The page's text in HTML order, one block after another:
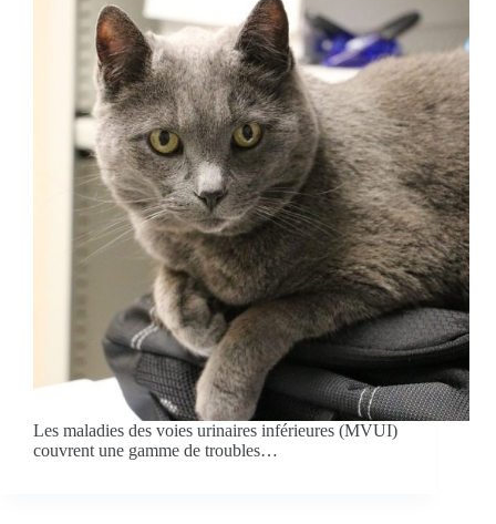
Les maladies des voies urinaires inférieures (MVUI)
couvrent une gamme de troubles…